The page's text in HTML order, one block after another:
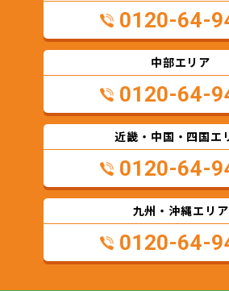
0120-64-
中部エリア
0120-64-
近畿・中国・四国エ
0120-64-
九州・沖縄エリア
0120-64-